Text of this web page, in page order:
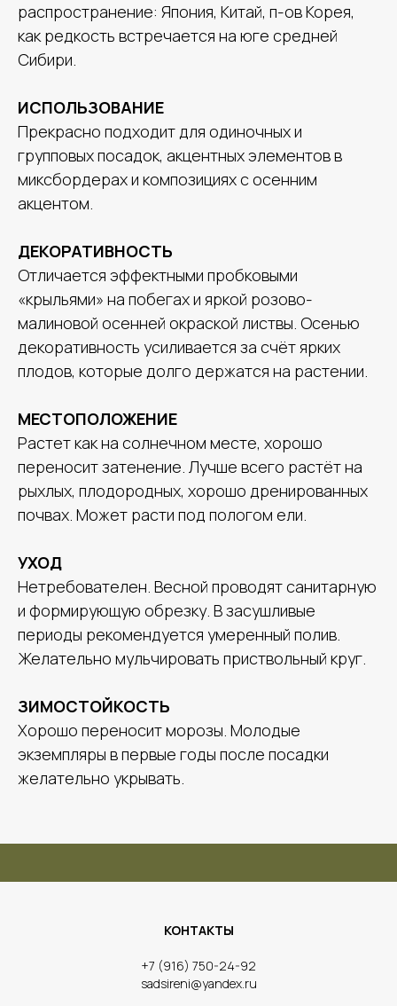
распространение: Япония, Китай, п-ов Корея,
как редкость встречается на юге средней
Сибири.
ИСПОЛЬЗОВАНИЕ
Прекрасно подходит для одиночных и
групповых посадок, акцентных элементов в
миксбордерах и композициях с осенним
акцентом.
ДЕКОРАТИВНОСТЬ
Отличается эффектными пробковыми
«крыльями» на побегах и яркой розово-
малиновой осенней окраской листвы. Осенью
декоративность усиливается за счёт ярких
плодов, которые долго держатся на растении.
МЕСТОПОЛОЖЕНИЕ
Растет как на солнечном месте, хорошо
переносит затенение. Лучше всего растёт на
рыхлых, плодородных, хорошо дренированных
почвах. Может расти под пологом ели.
УХОД
Нетребователен. Весной проводят санитарную
и формирующую обрезку. В засушливые
периоды рекомендуется умеренный полив.
Желательно мульчировать приствольный круг.
ЗИМОСТОЙКОСТЬ
Хорошо переносит морозы. Молодые
экземпляры в первые годы после посадки
желательно укрывать.
КОНТАКТЫ
​+7 (916) 750-24-92
sadsireni@yandex.ru